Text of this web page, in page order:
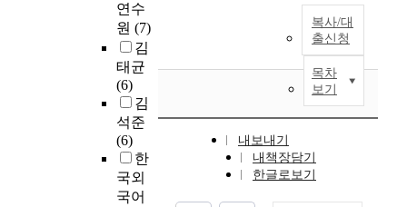
연수
원 (7)
김
태균
(6)
김
석준
(6)
한
국외
국어
복사/대
출신청
목차
보기
내보내기
내책장담기
한글로보기